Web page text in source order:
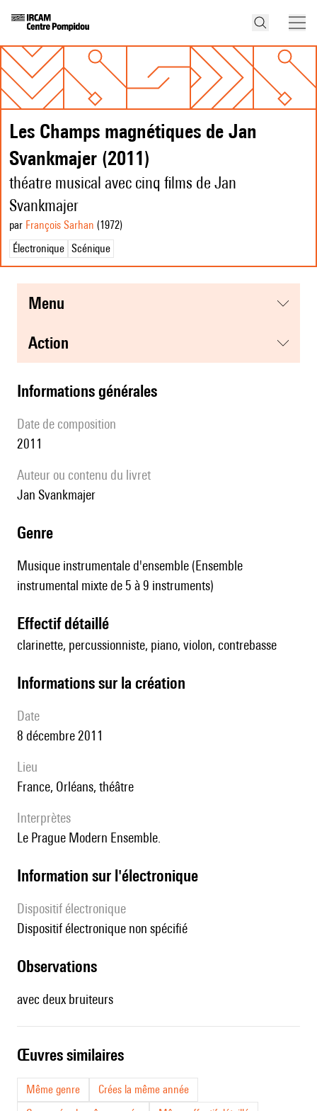
Les Champs magnétiques de Jan
Svankmajer (2011)
théatre musical avec cinq films de Jan
Svankmajer
par François Sarhan (1972)
Électronique Scénique
menu
action
informations générales
date de composition
2011
Auteur ou contenu du livret
Jan Svankmajer
genre
Musique instrumentale d'ensemble (Ensemble
instrumental mixte de 5 à 9 instruments)
effectif détaillé
clarinette, percussionniste, piano, violon, contrebasse
informations sur la création
date
8 décembre 2011
lieu
France, Orléans, théâtre
interprètes
le Prague Modern Ensemble.
Information sur l'électronique
Dispositif électronique
dispositif électronique non spécifié
observations
avec deux bruiteurs
œuvres similaires
Même genre
Crées la même année